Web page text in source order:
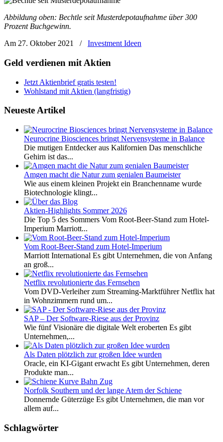
Abbildung oben: Bechtle seit Musterdepotaufnahme über 300
Prozent Buchgewinn.
Am 27. Oktober 2021
/ Investment Ideen
Geld verdienen mit Aktien
Jetzt Aktienbrief gratis testen!
Wohlstand mit Aktien (langfristig)
Neueste Artikel
Neurocrine Biosciences bringt Nervensysteme in Balance
Die mutigen Entdecker aus Kalifornien Das menschliche
Gehirn ist das...
Amgen macht die Natur zum genialen Baumeister
Wie aus einem kleinen Projekt ein Branchenname wurde
Biotechnologie klingt...
Aktien-Highlights Sommer 2026
Die Top 5 des Sommers Vom Root-Beer-Stand zum Hotel-
Imperium Marriott...
Vom Root-Beer-Stand zum Hotel-Imperium
Marriott International Es gibt Unternehmen, die von Anfang
an groß...
Netflix revolutionierte das Fernsehen
Vom DVD-Verleiher zum Streaming-Marktführer Netflix hat
in Wohnzimmern rund um...
SAP – Der Software-Riese aus der Provinz
Wie fünf Visionäre die digitale Welt eroberten Es gibt
Unternehmen,...
Als Daten plötzlich zur großen Idee wurden
Oracle, ein KI-Gigant erwacht Es gibt Unternehmen, deren
Produkte man...
Norfolk Southern und der lange Atem der Schiene
Donnernde Güterzüge Es gibt Unternehmen, die man vor
allem auf...
Schlagwörter